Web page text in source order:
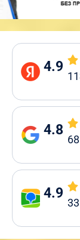
4.9
4.8
68
4.9
33